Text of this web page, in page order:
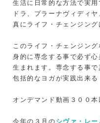
生活に日常的な方法で実
ドラ、プラーナヴィディ
真にライフ・チェンジング
このライフ・チェンジン
身的に専念する事で必ず
生まれます。専念する事
包括的なヨガが実践出来る
オンデマンド動画３００本
今年の３月の シヴァ・レ